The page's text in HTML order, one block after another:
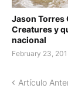
Jason Torres
Creatures y
nacional
February 23,
Artículo